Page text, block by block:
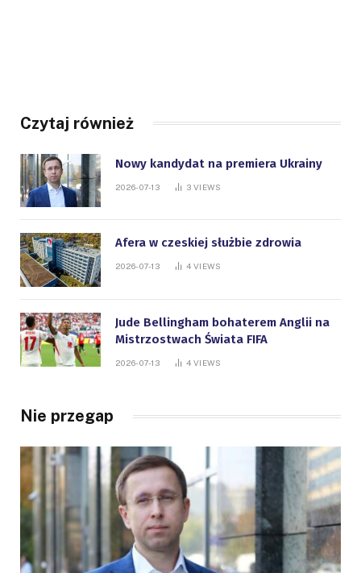
Czytaj również
Nowy kandydat na premiera Ukrainy
2026-07-13 3 VIEWS
Afera w czeskiej służbie zdrowia
2026-07-13 4 VIEWS
Jude Bellingham bohaterem Anglii na
Mistrzostwach Świata FIFA
2026-07-13 4 VIEWS
Nie przegap